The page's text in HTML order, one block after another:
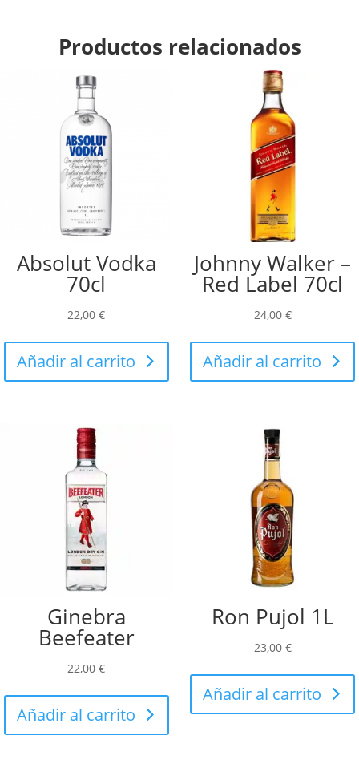
Productos relacionados
Absolut Vodka
70cl
22,00€
Añadir al carrito
Johnny Walker –
Red Label 70cl
24,00 €
Añadir al carrito
Ginebra
Beefeater
22,00€
Añadir al carrito
Ron Pujol 1L
23,00 €
Añadir al carrito